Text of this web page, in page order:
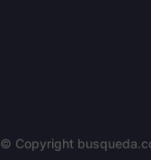
© Copyright